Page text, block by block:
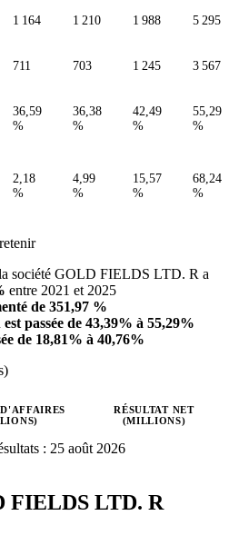
1 164 1 210 1 988 5 295
711 703 1 245 3 567
36,59
%
36,38
%
42,49
%
55,29
%
2,18
%
4,99
%
15,57
%
68,24
%
société GOLD FIELDS LTD. R a
entre 2021 et 2025
de 351,97 %
est passée de 43,39% à 55,29%
de 18,81% à 40,76%
(ZAC)
RÉSULTAT NET
(MILLIONS)
: 25 août 2026
FIELDS LTD. R